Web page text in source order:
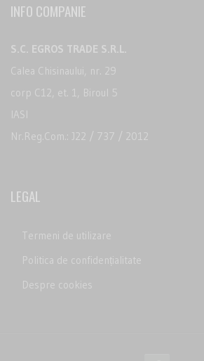
INFO COMPANIE
S.C. EGROS TRADE S.R.L.
Calea Chisinaului, nr. 29
corp C12, et. 1, Biroul 5
IASI
Nr.Reg.Com.: J22 / 737 / 2012
LEGAL
Termeni de utilizare
Politica de confidențialitate
Despre cookies